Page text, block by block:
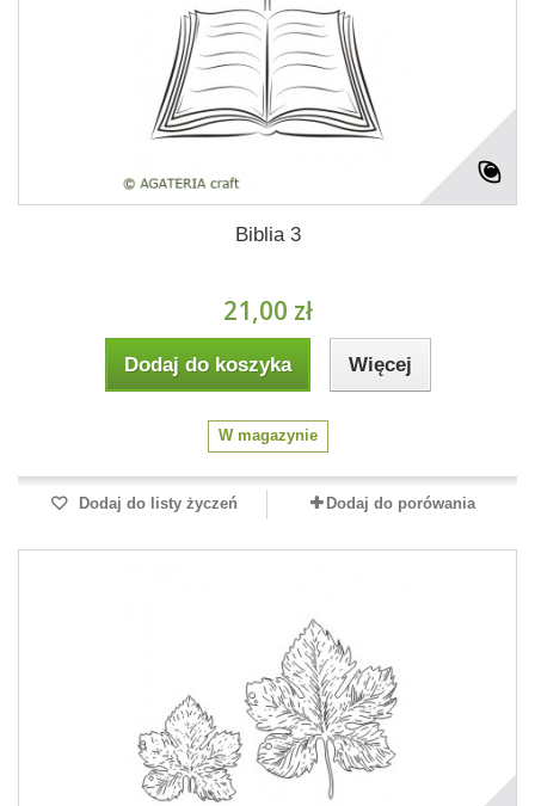
Biblia 3
21,00 zł
Dodaj do koszyka Więcej
W magazynie
Dodaj do listy życzeń Dodaj do porówania